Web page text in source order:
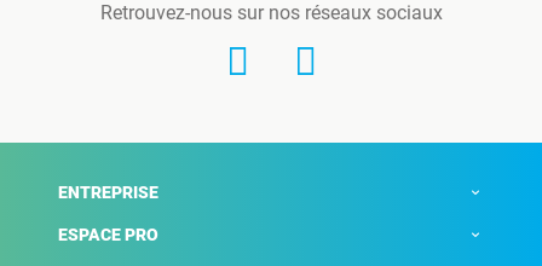
Retrouvez-nous sur nos réseaux sociaux
ENTREPRISE
ESPACE PRO